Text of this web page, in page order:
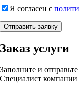
Я согласен с
Отправить заявку
Заказ услуги
Заполните и
Специалист